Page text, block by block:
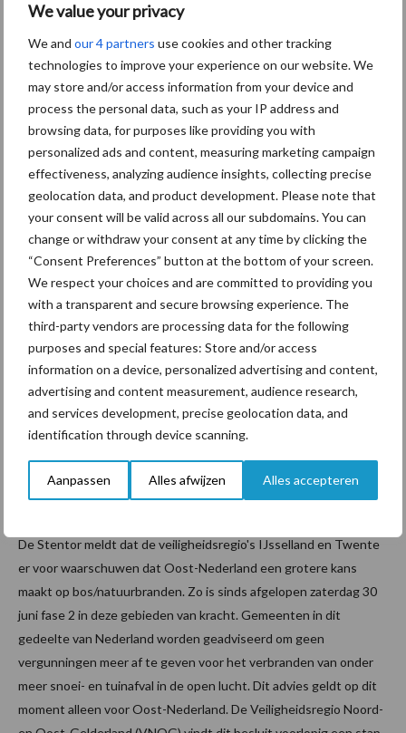
We value your privacy
We and our 4 partners use cookies and other tracking
technologies to improve your experience on our website. We
may store and/or access information from your device and
process the personal data, such as your IP address and
browsing data, for purposes like providing you with
personalized ads and content, measuring marketing campaign
effectiveness, analyzing audience insights, collecting precise
geolocation data, and product development. Please note that
your consent will be valid across all our subdomains. You can
change or withdraw your consent at any time by clicking the
“Consent Preferences” button at the bottom of your screen.
We respect your choices and are committed to providing you
with a transparent and secure browsing experience. The
third-party vendors are processing data for the following
purposes and special features: Store and/or access
information on a device, personalized advertising and content,
advertising and content measurement, audience research,
and services development, precise geolocation data, and
identification through device scanning.
Aanpassen Alles afwijzen Alles accepteren
Het neerslagtekort (gemiddeld over het land gezien) groeit de
komende dagen weer
Grondwaterpeil in de buurt van Zelhelm. Dit peil ligt nu lager dan
vorig jaar deze tijd. Van herstel is daar na de droogte van 2018 nog
Brandgevaar
De Stentor meldt dat de veiligheidsregio's IJsselland en Twente
er voor waarschuwen dat Oost-Nederland een grotere kans
maakt op bos/natuurbranden. Zo is sinds afgelopen zaterdag 30
juni fase 2 in deze gebieden van kracht. Gemeenten in dit
gedeelte van Nederland worden geadviseerd om geen
vergunningen meer af te geven voor het verbranden van onder
meer snoei- en tuinafval in de open lucht. Dit advies geldt op dit
moment alleen voor Oost-Nederland. De Veiligheidsregio Noord-